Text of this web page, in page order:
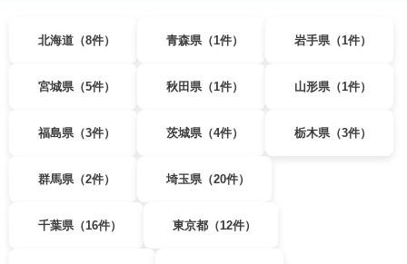
北海道（8件） 青森県（1件） 岩手県（1件）
宮城県（5件） 秋田県（1件） 山形県（1件）
福島県（3件） 茨城県（4件） 栃木県（3件）
群馬県（2件） 埼玉県（20件）
千葉県（16件） 東京都（12件）